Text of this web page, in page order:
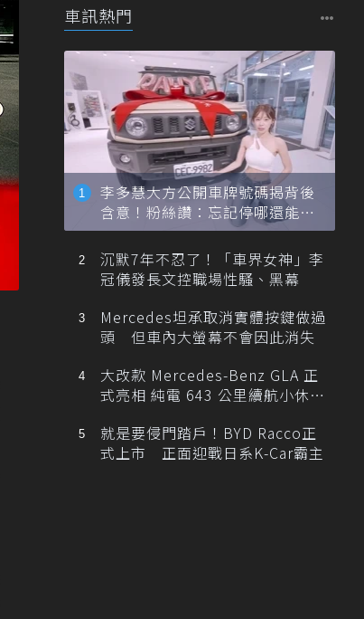
車訊熱門
李多慧大方公開車牌號碼揭背後
含意！粉絲讚：忘記停哪還能幫
忙找車
沉默7年不忍了！「車界女神」李
冠儀發長文控職場性騷、黑幕
Mercedes坦承取消實體按鍵做過
頭 但車內大螢幕不會因此消失
大改款 Mercedes-Benz GLA 正
式亮相 純電 643 公里續航小休
就是要侵門踏戶！BYD Racco正
式上市 正面迎戰日系K-Car霸主